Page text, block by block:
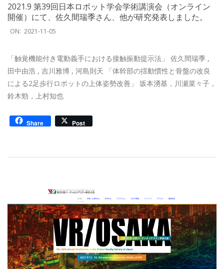
2021.9 第39回日本ロボット学会学術講演会（オンライン
開催）にて、佐久間瑞季さん、他が研究発表しました。
2021-
05
ON: 2021-11-05
「触覚機能付き電動義手における接触振動提示法」 佐久間瑞季 ,
田中由浩 , 吉川雅博 , 河島則天 「体幹部の揺動慣性と骨盤の改良
による2足歩行ロボットの上体姿勢改善」 坂本湧基，川瀬菜々子，
鈴木勁，上村知也
Share Post